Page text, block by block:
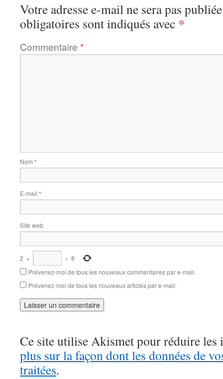
Votre adresse e-mail ne sera pas
obligatoires sont indiqués avec *
Commentaire *
Nom *
E-mail *
Site web
2 + = 8
Prévenez-moi de tous les nouveaux commentaires par e-mail.
Prévenez-moi de tous les nouveaux articles par e-mail.
Ce site utilise Akismet pour réduire les
plus sur la façon dont les données de
traitées.